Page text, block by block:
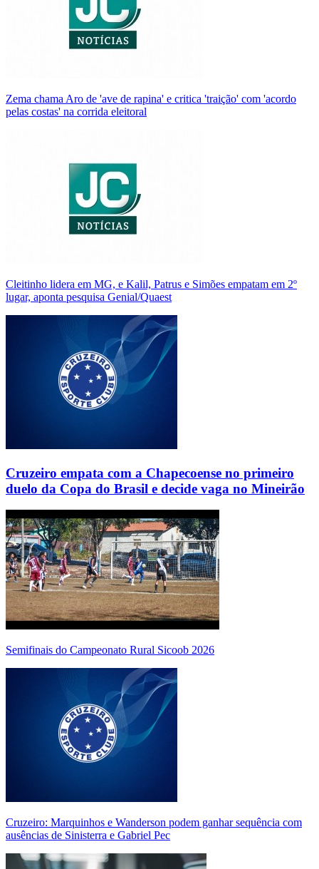
Zema chama Aro de 'ave de rapina' e critica 'traição' com 'acordo
pelas costas' na corrida eleitoral
Cleitinho lidera em MG, e Kalil, Patrus e Simões empatam em 2º
lugar, aponta pesquisa Genial/Quaest
Cruzeiro empata com a Chapecoense no primeiro
duelo da Copa do Brasil e decide vaga no Mineirão
Semifinais do Campeonato Rural Sicoob 2026
Cruzeiro: Marquinhos e Wanderson podem ganhar sequência com
ausências de Sinisterra e Gabriel Pec